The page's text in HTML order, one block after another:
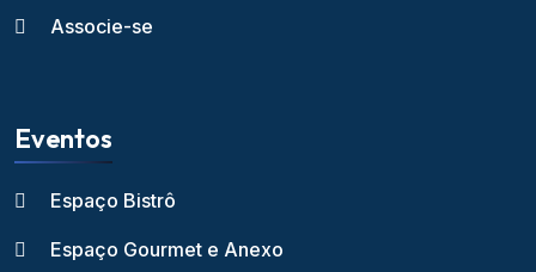
Associe-se
Eventos
Espaço Bistrô
Espaço Gourmet e Anexo